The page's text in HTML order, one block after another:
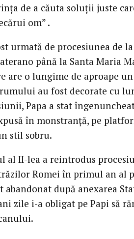
de a căuta soluţii juste
om” .
urmată de procesiunea de
până la Santa Maria
are o lungime de aproape
au fost decorate cu
Papa a stat
în monstranţă, pe
stil sobru.
al II-lea a reintrodus
Romei în primul an al
abandonat după anexarea
zile i-a obligat pe Papi să